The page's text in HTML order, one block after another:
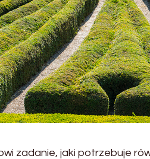
zadanie, jaki potrzebuje